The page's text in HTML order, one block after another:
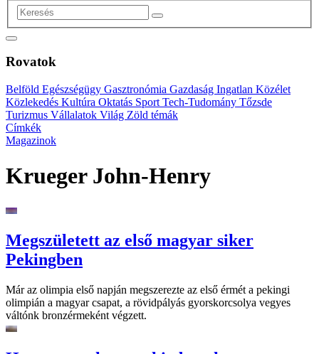
Rovatok
Belföld Egészségügy Gasztronómia Gazdaság Ingatlan Közélet
Közlekedés Kultúra Oktatás Sport Tech-Tudomány Tőzsde
Turizmus Vállalatok Világ Zöld témák
Címkék
Magazinok
Krueger John-Henry
Megszületett az első magyar siker
Pekingben
Már az olimpia első napján megszerezte az első érmét a pekingi
olimpián a magyar csapat, a rövidpályás gyorskorcsolya vegyes
váltónk bronzérmeként végzett.